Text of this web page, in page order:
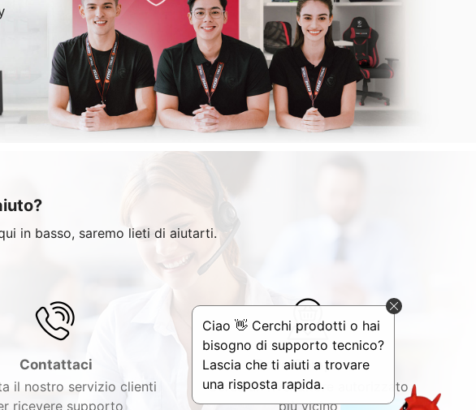
in basso, saremo lieti di aiutarti.
Contattaci
il nostro servizio clienti
ricevere supporto
Dove Comprare
Cerca un rivenditore autorizzato
più vicino